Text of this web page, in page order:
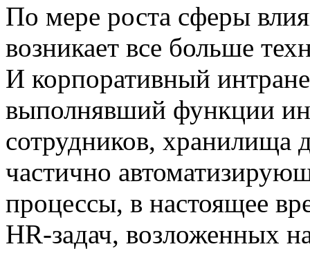
По мере роста сферы
возникает все больше
И корпоративный
выполнявший функции
сотрудников, хранилища
частично
процессы, в настоящее
HR-задач, возложенных